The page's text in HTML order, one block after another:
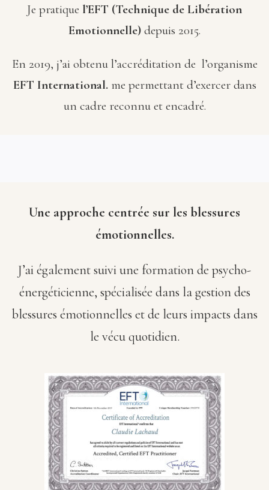
Je pratique l’EFT (Technique de Libération
Emotionnelle) depuis 2015.
En 2019, j’ai obtenu l’accréditation de l’organisme
EFT International. me permettant d’exercer dans
un cadre reconnu et encadré.
Une approche centrée sur les blessures
émotionnelles.
J’ai également suivi une formation de psycho-
énergéticienne, spécialisée dans la gestion des
blessures émotionnelles et de leurs impacts dans
le vécu quotidien.